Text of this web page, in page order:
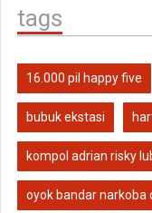
tags
16.000 pil happy five
bubuk ekstasi
kompol adrian risky
oyok bandar narkoba